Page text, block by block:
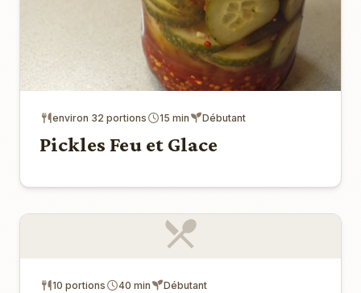
environ 32 portions 15 min Débutant
Pickles Feu et Glace
10 portions 40 min Débutant